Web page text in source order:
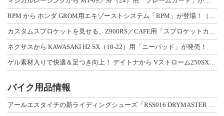
RPM から ホンダ GROM用エキゾーストシステム「RPM」が登場！（動画あり
カスタムスプロケットを見せる、Z900RS／CAFE用「スプロケットカバーフルキ
ネクサスから KAWASAKI H2 SX（18-22）用「ニーパッド」が発売！
ゲル素材入りで快適＆足つき向上！ デイトナから Vストローム250SX用「快適ロ
バイク用品情報
アールエスタイチの新ライディングシューズ「RSS016 DRYMASTER スト